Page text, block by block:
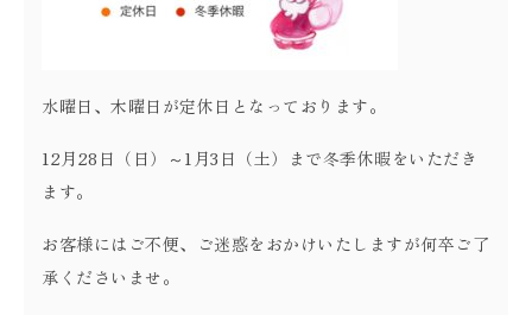
水曜日、木曜日が定休日となっております。
12月28日（日）～1月3日（土）まで冬季休暇をいただき
ます。
お客様にはご不便、ご迷惑をおかけいたしますが何卒ご了
承くださいませ。